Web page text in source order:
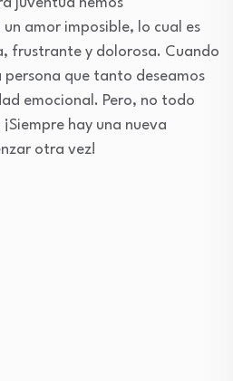
amor imposible, lo cual es
frustrante y dolorosa. Cuando
persona que tanto deseamos
emocional. Pero, no todo
hay una nueva
otra vez!